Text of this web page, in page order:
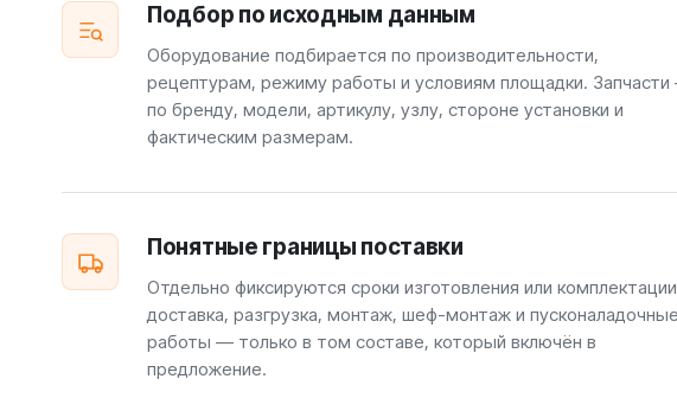
Подбор по исходным данным
Оборудование подбирается по производительности,
рецептурам, режиму работы и условиям площадки.
по бренду, модели, артикулу, узлу, стороне установки и
фактическим размерам.
Понятные границы поставки
Отдельно фиксируются сроки изготовления или
доставка, разгрузка, монтаж, шеф-монтаж и пусконаладочные
работы — только в том составе, который включён в
предложение.